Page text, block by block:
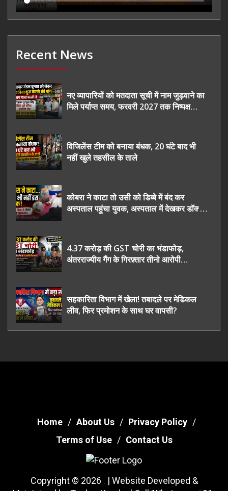
Recent News
नए व्यापारियों को मतदाता सूची में नाम जुड़वाने का
मिले पर्याप्त समय, फरवरी 2027 तक निष्पक्ष
विजिलेंस टीम को बनाया बंधक, 20 घंटे बाद भी
नहीं खुले तहसील के ताले
कोबरा ने काटा तो उसी को डिब्बे में बंद कर
अस्पताल पहुंचा युवक, अस्पताल में देखकर डॉक्टर
4.37 करोड़ की GST चोरी का भंडाफोड़,
अंतरराज्यीय गैंग के गिरफ़्तार तीनो आरोपी
सहकारिता विभाग में खेला! तबादले पर मेडिकल
लीव, फिर प्रमोशन के साथ घर वापसी?
Home About Us
Privacy Policy
Terms of Use
Contact Us
Copyright © 2026 . | Website Developed &